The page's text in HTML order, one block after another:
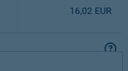
16,02 EUR